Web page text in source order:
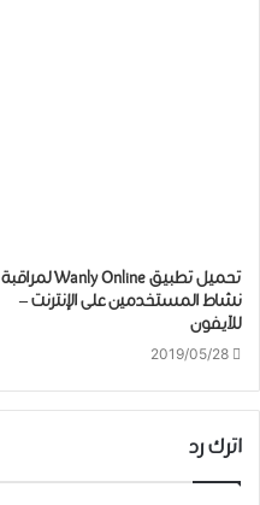
تحميل تطبيق Wanly Online لمراقبة
نشاط المستخدمين على الإنترنت –
للآيفون
2019/05/28
اترك رد